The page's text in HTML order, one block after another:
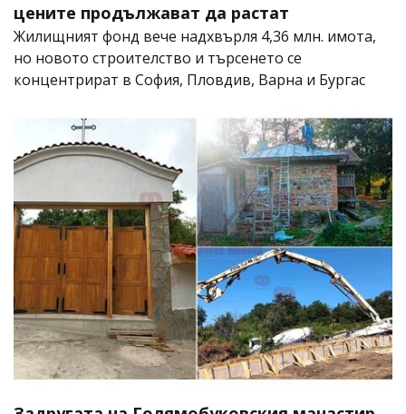
цените продължават да растат
Жилищният фонд вече надхвърля 4,36 млн. имота,
но новото строителство и търсенето се
концентрират в София, Пловдив, Варна и Бургас